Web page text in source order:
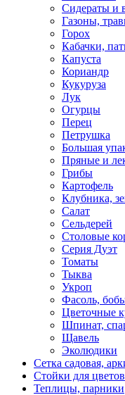
Сидераты и
Газоны,
Горох
Кабачки,
Капуста
Кориандр
Кукуруза
Лук
Огурцы
Перец
Петрушка
Большая
Пряные и
Грибы
Картофель
Клубника,
Салат
Сельдерей
Столовые
Серия Дуэт
Томаты
Тыква
Укроп
Фасоль,
Цветочные
Шпинат,
Щавель
Эколюдики
Сетка садовая,
Стойки для цветов
Теплицы, парники